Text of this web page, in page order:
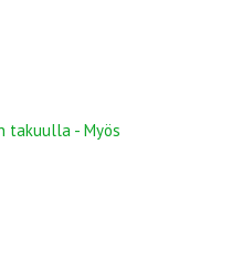
takuulla - Myös